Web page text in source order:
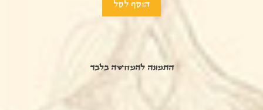
התמונה להמחשה בלבד